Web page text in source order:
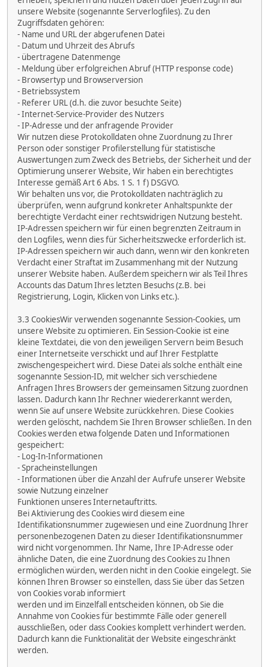
unsere Website (sogenannte Serverlogfiles). Zu den
Zugriffsdaten gehören:
- Name und URL der abgerufenen Datei
- Datum und Uhrzeit des Abrufs
- übertragene Datenmenge
- Meldung über erfolgreichen Abruf (HTTP response code)
- Browsertyp und Browserversion
- Betriebssystem
- Referer URL (d.h. die zuvor besuchte Seite)
- Internet-Service-Provider des Nutzers
- IP-Adresse und der anfragende Provider
Wir nutzen diese Protokolldaten ohne Zuordnung zu Ihrer
Person oder sonstiger Profilerstellung für statistische
Auswertungen zum Zweck des Betriebs, der Sicherheit und der
Optimierung unserer Website, Wir haben ein berechtigtes
Interesse gemäß Art 6 Abs. 1 S. 1 f) DSGVO.
Wir behalten uns vor, die Protokolldaten nachträglich zu
überprüfen, wenn aufgrund konkreter Anhaltspunkte der
berechtigte Verdacht einer rechtswidrigen Nutzung besteht.
IP-Adressen speichern wir für einen begrenzten Zeitraum in
den Logfiles, wenn dies für Sicherheitszwecke erforderlich ist.
IP-Adressen speichern wir auch dann, wenn wir den konkreten
Verdacht einer Straftat im Zusammenhang mit der Nutzung
unserer Website haben. Außerdem speichern wir als Teil Ihres
Accounts das Datum Ihres letzten Besuchs (z.B. bei
Registrierung, Login, Klicken von Links etc.).
3.3 CookiesWir verwenden sogenannte Session-Cookies, um
unsere Website zu optimieren. Ein Session-Cookie ist eine
kleine Textdatei, die von den jeweiligen Servern beim Besuch
einer Internetseite verschickt und auf Ihrer Festplatte
zwischengespeichert wird. Diese Datei als solche enthält eine
sogenannte Session-ID, mit welcher sich verschiedene
Anfragen Ihres Browsers der gemeinsamen Sitzung zuordnen
lassen. Dadurch kann Ihr Rechner wiedererkannt werden,
wenn Sie auf unsere Website zurückkehren. Diese Cookies
werden gelöscht, nachdem Sie Ihren Browser schließen. In den
Cookies werden etwa folgende Daten und Informationen
gespeichert:
- Log-In-Informationen
- Spracheinstellungen
- Informationen über die Anzahl der Aufrufe unserer Website
sowie Nutzung einzelner
Funktionen unseres Internetauftritts.
Bei Aktivierung des Cookies wird diesem eine
Identifikationsnummer zugewiesen und eine Zuordnung Ihrer
personenbezogenen Daten zu dieser Identifikationsnummer
wird nicht vorgenommen. Ihr Name, Ihre IP-Adresse oder
ähnliche Daten, die eine Zuordnung des Cookies zu Ihnen
ermöglichen würden, werden nicht in den Cookie eingelegt. Sie
können Ihren Browser so einstellen, dass Sie über das Setzen
von Cookies vorab informiert
werden und im Einzelfall entscheiden können, ob Sie die
Annahme von Cookies für bestimmte Fälle oder generell
ausschließen, oder dass Cookies komplett verhindert werden.
Dadurch kann die Funktionalität der Website eingeschränkt
werden.